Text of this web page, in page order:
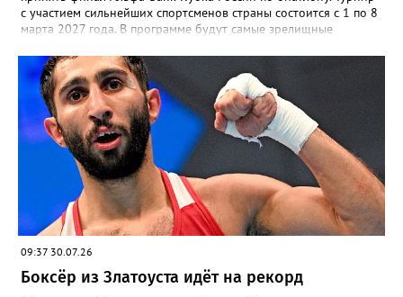
с участием сильнейших спортсменов страны состоится с 1 по 8
марта 2027 года. В программе будут самые зрелищные
09:37 30.07.26
Боксёр из Златоуста идёт на рекорд